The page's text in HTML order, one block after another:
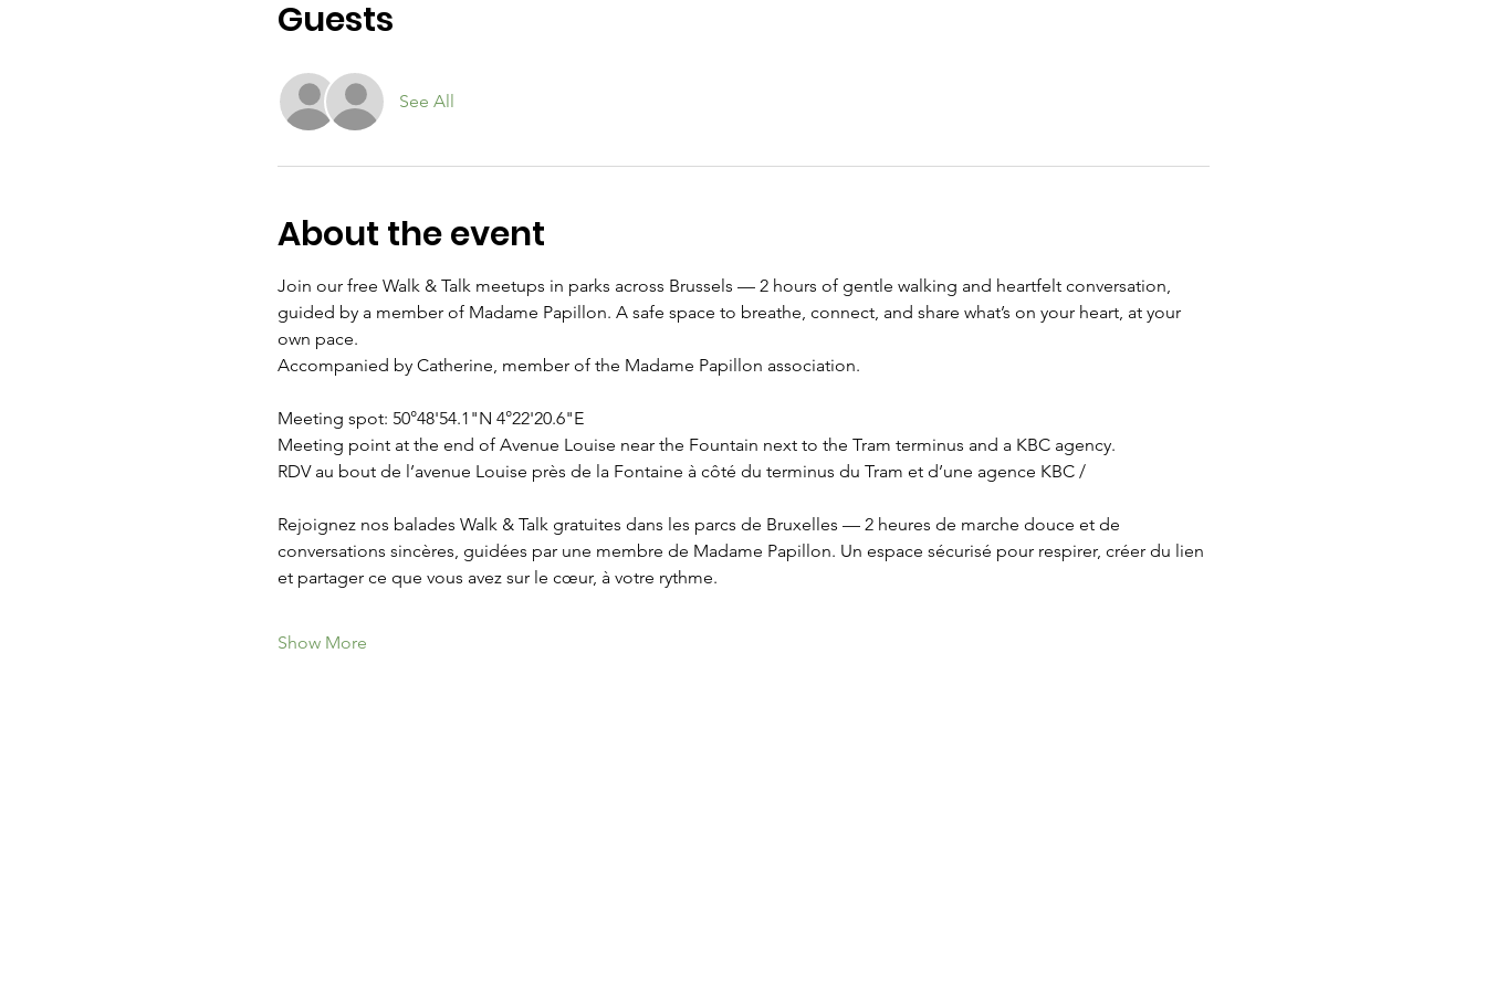
Guests
See All
About the event
Join our free Walk & Talk meetups in parks across Brussels — 2 hours of gentle walking and heartfelt conversation,
guided by a member of Madame Papillon. A safe space to breathe, connect, and share what’s on your heart, at your
own pace.
Accompanied by Catherine, member of the Madame Papillon association.
Meeting spot: 50°48'54.1"N 4°22'20.6"E
Meeting point at the end of Avenue Louise near the Fountain next to the Tram terminus and a KBC agency.
RDV au bout de l’avenue Louise près de la Fontaine à côté du terminus du Tram et d’une agence KBC /
Rejoignez nos balades Walk & Talk gratuites dans les parcs de Bruxelles — 2 heures de marche douce et de
conversations sincères, guidées par une membre de Madame Papillon. Un espace sécurisé pour respirer, créer du lien
et partager ce que vous avez sur le cœur, à votre rythme.
Show More